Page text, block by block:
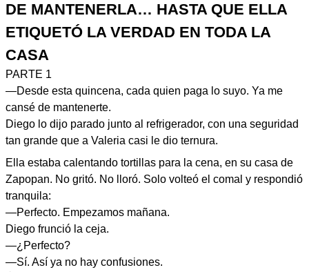
DE MANTENERLA… HASTA QUE ELLA
ETIQUETÓ LA VERDAD EN TODA LA
CASA
PARTE 1
—Desde esta quincena, cada quien paga lo suyo. Ya me
cansé de mantenerte.
Diego lo dijo parado junto al refrigerador, con una seguridad
tan grande que a Valeria casi le dio ternura.
Ella estaba calentando tortillas para la cena, en su casa de
Zapopan. No gritó. No lloró. Solo volteó el comal y respondió
tranquila:
—Perfecto. Empezamos mañana.
Diego frunció la ceja.
—¿Perfecto?
—Sí. Así ya no hay confusiones.